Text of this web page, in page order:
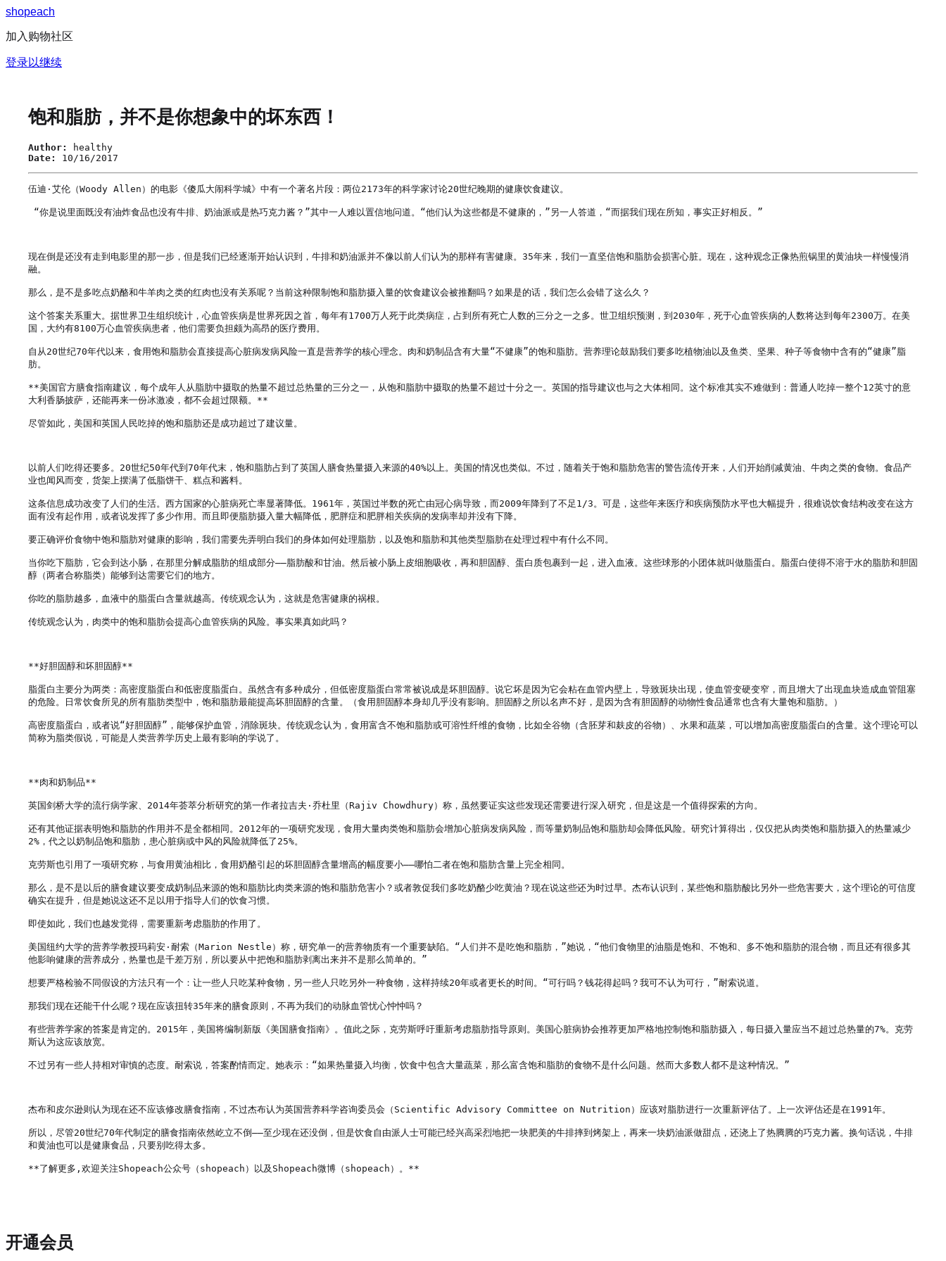
shopeach
加入购物社区
登录以继续
饱和脂肪，并不是你想象中的坏东西！
Author:
healthy
Date:
10/16/2017
伍迪·艾伦（Woody Allen）的电影《傻瓜大闹科学城》中有一个著名片段：两位2173年的科学家讨论20世纪晚期的健康饮食建议。
“你是说里面既没有油炸食品也没有牛排、奶油派或是热巧克力酱？”其中一人难以置信地问道。“他们认为这些都是不健康的，”另一人答道，“而据我们现在所知，事实正好相反。”
现在倒是还没有走到电影里的那一步，但是我们已经逐渐开始认识到，牛排和奶油派并不像以前人们认为的那样有害健康。35年来，我们一直坚信饱和脂肪会损害心脏。现在，这种观念正像热煎锅里的黄油块一样慢慢消
融。
那么，是不是多吃点奶酪和牛羊肉之类的红肉也没有关系呢？当前这种限制饱和脂肪摄入量的饮食建议会被推翻吗？如果是的话，我们怎么会错了这么久？
这个答案关系重大。据世界卫生组织统计，心血管疾病是世界死因之首，每年有1700万人死于此类病症，占到所有死亡人数的三分之一之多。世卫组织预测，到2030年，死于心血管疾病的人数将达到每年2300万。在美
国，大约有8100万心血管疾病患者，他们需要负担颇为高昂的医疗费用。
自从20世纪70年代以来，食用饱和脂肪会直接提高心脏病发病风险一直是营养学的核心理念。肉和奶制品含有大量“不健康”的饱和脂肪。营养理论鼓励我们要多吃植物油以及鱼类、坚果、种子等食物中含有的“健康”脂
肪。
**美国官方膳食指南建议，每个成年人从脂肪中摄取的热量不超过总热量的三分之一，从饱和脂肪中摄取的热量不超过十分之一。英国的指导建议也与之大体相同。这个标准其实不难做到：普通人吃掉一整个12英寸的意
大利香肠披萨，还能再来一份冰激凌，都不会超过限额。**
尽管如此，美国和英国人民吃掉的饱和脂肪还是成功超过了建议量。
以前人们吃得还要多。20世纪50年代到70年代末，饱和脂肪占到了英国人膳食热量摄入来源的40%以上。美国的情况也类似。不过，随着关于饱和脂肪危害的警告流传开来，人们开始削减黄油、牛肉之类的食物。食品产
业也闻风而变，货架上摆满了低脂饼干、糕点和酱料。
这条信息成功改变了人们的生活。西方国家的心脏病死亡率显著降低。1961年，英国过半数的死亡由冠心病导致，而2009年降到了不足1/3。可是，这些年来医疗和疾病预防水平也大幅提升，很难说饮食结构改变在这方
面有没有起作用，或者说发挥了多少作用。而且即便脂肪摄入量大幅降低，肥胖症和肥胖相关疾病的发病率却并没有下降。
要正确评价食物中饱和脂肪对健康的影响，我们需要先弄明白我们的身体如何处理脂肪，以及饱和脂肪和其他类型脂肪在处理过程中有什么不同。
当你吃下脂肪，它会到达小肠，在那里分解成脂肪的组成部分——脂肪酸和甘油。然后被小肠上皮细胞吸收，再和胆固醇、蛋白质包裹到一起，进入血液。这些球形的小团体就叫做脂蛋白。脂蛋白使得不溶于水的脂肪和胆固
醇（两者合称脂类）能够到达需要它们的地方。
你吃的脂肪越多，血液中的脂蛋白含量就越高。传统观念认为，这就是危害健康的祸根。
传统观念认为，肉类中的饱和脂肪会提高心血管疾病的风险。事实果真如此吗？
**好胆固醇和坏胆固醇**
脂蛋白主要分为两类：高密度脂蛋白和低密度脂蛋白。虽然含有多种成分，但低密度脂蛋白常常被说成是坏胆固醇。说它坏是因为它会粘在血管内壁上，导致斑块出现，使血管变硬变窄，而且增大了出现血块造成血管阻塞
的危险。日常饮食所见的所有脂肪类型中，饱和脂肪最能提高坏胆固醇的含量。（食用胆固醇本身却几乎没有影响。胆固醇之所以名声不好，是因为含有胆固醇的动物性食品通常也含有大量饱和脂肪。）
高密度脂蛋白，或者说“好胆固醇”，能够保护血管，消除斑块。传统观念认为，食用富含不饱和脂肪或可溶性纤维的食物，比如全谷物（含胚芽和麸皮的谷物）、水果和蔬菜，可以增加高密度脂蛋白的含量。这个理论可以
简称为脂类假说，可能是人类营养学历史上最有影响的学说了。
**肉和奶制品**
英国剑桥大学的流行病学家、2014年荟萃分析研究的第一作者拉吉夫·乔杜里（Rajiv Chowdhury）称，虽然要证实这些发现还需要进行深入研究，但是这是一个值得探索的方向。
还有其他证据表明饱和脂肪的作用并不是全都相同。2012年的一项研究发现，食用大量肉类饱和脂肪会增加心脏病发病风险，而等量奶制品饱和脂肪却会降低风险。研究计算得出，仅仅把从肉类饱和脂肪摄入的热量减少
2%，代之以奶制品饱和脂肪，患心脏病或中风的风险就降低了25%。
克劳斯也引用了一项研究称，与食用黄油相比，食用奶酪引起的坏胆固醇含量增高的幅度要小——哪怕二者在饱和脂肪含量上完全相同。
那么，是不是以后的膳食建议要变成奶制品来源的饱和脂肪比肉类来源的饱和脂肪危害小？或者敦促我们多吃奶酪少吃黄油？现在说这些还为时过早。杰布认识到，某些饱和脂肪酸比另外一些危害要大，这个理论的可信度
确实在提升，但是她说这还不足以用于指导人们的饮食习惯。
即使如此，我们也越发觉得，需要重新考虑脂肪的作用了。
美国纽约大学的营养学教授玛莉安·耐索（Marion Nestle）称，研究单一的营养物质有一个重要缺陷。“人们并不是吃饱和脂肪，”她说，“他们食物里的油脂是饱和、不饱和、多不饱和脂肪的混合物，而且还有很多其
他影响健康的营养成分，热量也是千差万别，所以要从中把饱和脂肪剥离出来并不是那么简单的。”
想要严格检验不同假设的方法只有一个：让一些人只吃某种食物，另一些人只吃另外一种食物，这样持续20年或者更长的时间。“可行吗？钱花得起吗？我可不认为可行，”耐索说道。
那我们现在还能干什么呢？现在应该扭转35年来的膳食原则，不再为我们的动脉血管忧心忡忡吗？
有些营养学家的答案是肯定的。2015年，美国将编制新版《美国膳食指南》。值此之际，克劳斯呼吁重新考虑脂肪指导原则。美国心脏病协会推荐更加严格地控制饱和脂肪摄入，每日摄入量应当不超过总热量的7%。克劳
斯认为这应该放宽。
不过另有一些人持相对审慎的态度。耐索说，答案酌情而定。她表示：“如果热量摄入均衡，饮食中包含大量蔬菜，那么富含饱和脂肪的食物不是什么问题。然而大多数人都不是这种情况。”
杰布和皮尔逊则认为现在还不应该修改膳食指南，不过杰布认为英国营养科学咨询委员会（Scientific Advisory Committee on Nutrition）应该对脂肪进行一次重新评估了。上一次评估还是在1991年。
所以，尽管20世纪70年代制定的膳食指南依然屹立不倒——至少现在还没倒，但是饮食自由派人士可能已经兴高采烈地把一块肥美的牛排摔到烤架上，再来一块奶油派做甜点，还浇上了热腾腾的巧克力酱。换句话说，牛排
和黄油也可以是健康食品，只要别吃得太多。
**了解更多,欢迎关注Shopeach公众号（shopeach）以及Shopeach微博（shopeach）。**
开通会员